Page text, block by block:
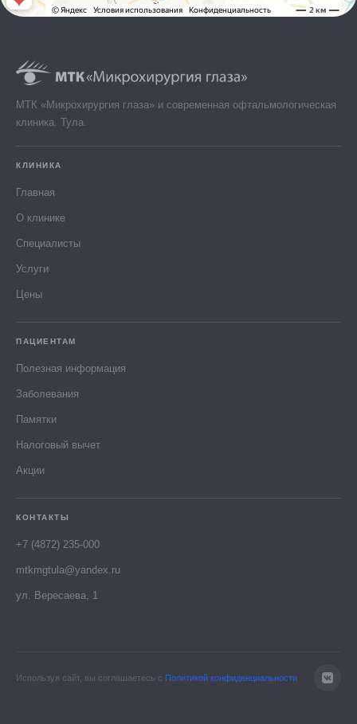
МТК «Микрохирургия глаза» и современная офтальмологическая
клиника. Тула.
КЛИНИКА
Главная
О клинике
Специалисты
Услуги
Цены
ПАЦИЕНТАМ
Полезная информация
Заболевания
Памятки
Налоговый вычет
Акции
КОНТАКТЫ
+7 (4872) 235-000
mtkmgtula@yandex.ru
ул. Вересаева, 1
Используя сайт, вы соглашаетесь с Политикой конфиденциальности